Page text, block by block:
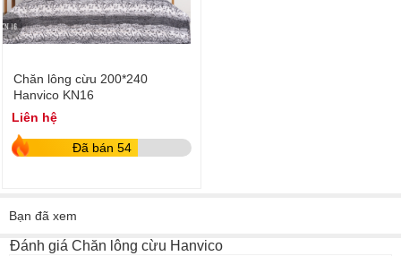
Chăn lông cừu 200*240
Hanvico KN16
Liên hệ
Đã bán 54
Bạn đã xem
Đánh giá Chăn lông cừu Hanvico